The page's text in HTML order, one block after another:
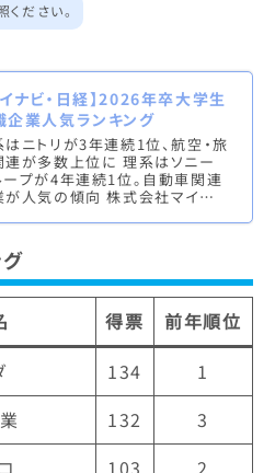
ださい。
イナビ・日経】2026年卒大学生
企業人気ランキング
ニトリが3年連続1位、航空・旅
連が多数上位に 理系はソニー
ープが4年連続1位。自動車関連
が人気の傾向 株式会社マイナビ
得票
前年順位
134
1
132
3
103
2